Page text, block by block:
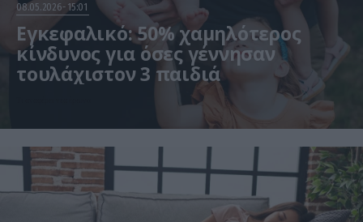
08.05.2026 15:01
Εγκεφαλικό: 50% χαμηλότερος
κίνδυνος για όσες γέννησαν
τουλάχιστον 3 παιδιά